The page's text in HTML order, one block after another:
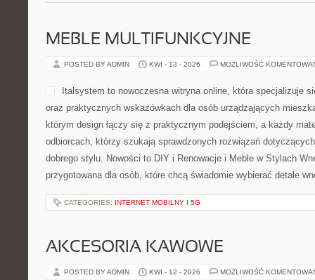
MEBLE MULTIFUNKCYJNE
POSTED BY ADMIN KWI - 13 - 2026 MOŻLIWOŚĆ
Italsystem to nowoczesna witryna online, która specjalizuje
oraz praktycznych wskazówkach dla osób urządzających
którym design łączy się z praktycznym podejściem, a każdy
odbiorcach, którzy szukają sprawdzonych rozwiązań
dobrego stylu. Nowości to DIY i Renowacje i Meble w Stylach
przygotowana dla osób, które chcą świadomie wybierać detale
CATEGORIES: INTERNET MOBILNY I 5G
AKCESORIA KAWOWE
POSTED BY ADMIN KWI - 12 - 2026 MOŻLIWOŚĆ